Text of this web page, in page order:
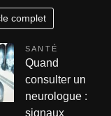
complet
SANTÉ
Quand
consulter un
neurologue :
signaux